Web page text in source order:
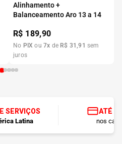
Alinhamento +
Balanceamento Aro 13 a 14
R$ 189,90
No PIX ou7x de R$ 31 ,91 sem
juros
SERVIÇOS
Latina
ATÉ
nos